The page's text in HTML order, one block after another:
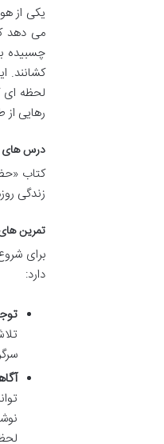
یکی از
می دهد
چسبیده
کشانند.
لحظه ای
رهایی
درس های
کتاب
زندگی
تمرین
برای
دارد: